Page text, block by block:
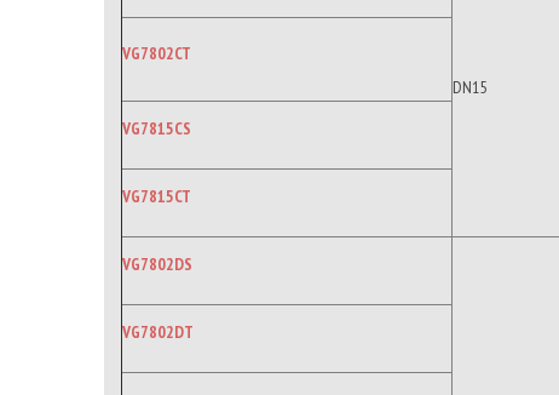
DN15
VG7802CT
VG7815CS
VG7815CT
VG7802DS
VG7802DT